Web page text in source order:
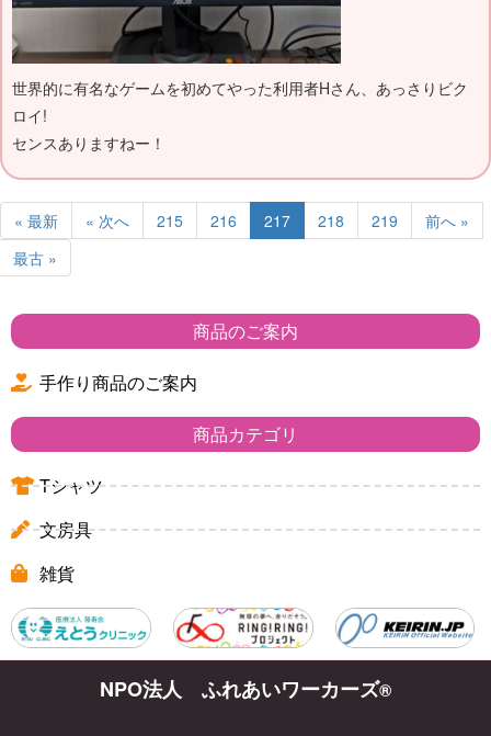
世界的に有名なゲームを初めてやった利用者Hさん、あっさりビク
ロイ!
センスありますねー！
« 最新 « 次へ 215 216 217 218 219
前へ »
最古 »
商品のご案内
手作り商品のご案内
商品カテゴリ
Tシャツ
文房具
雑貨
NPO法人 ふれあいワーカーズ®